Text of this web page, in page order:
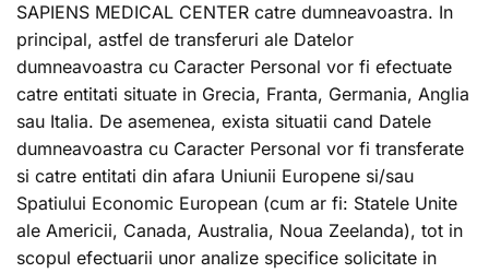
SAPIENS MEDICAL CENTER catre dumneavoastra. In
principal, astfel de transferuri ale Datelor
dumneavoastra cu Caracter Personal vor fi efectuate
catre entitati situate in Grecia, Franta, Germania, Anglia
sau Italia. De asemenea, exista situatii cand Datele
dumneavoastra cu Caracter Personal vor fi transferate
si catre entitati din afara Uniunii Europene si/sau
Spatiului Economic European (cum ar fi: Statele Unite
ale Americii, Canada, Australia, Noua Zeelanda), tot in
scopul efectuarii unor analize specifice solicitate in